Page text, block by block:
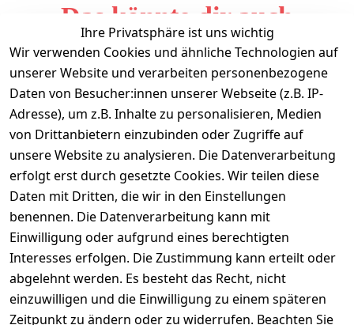
Das könnte dir auch
gefallen
Ihre Privatsphäre ist uns wichtig
Wir verwenden Cookies und ähnliche Technologien auf
unserer Website und verarbeiten personenbezogene
Daten von Besucher:innen unserer Webseite (z.B. IP-
Adresse), um z.B. Inhalte zu personalisieren, Medien
von Drittanbietern einzubinden oder Zugriffe auf
unsere Website zu analysieren. Die Datenverarbeitung
erfolgt erst durch gesetzte Cookies. Wir teilen diese
Daten mit Dritten, die wir in den Einstellungen
benennen. Die Datenverarbeitung kann mit
Einwilligung oder aufgrund eines berechtigten
Interesses erfolgen. Die Zustimmung kann erteilt oder
abgelehnt werden. Es besteht das Recht, nicht
einzuwilligen und die Einwilligung zu einem späteren
Zeitpunkt zu ändern oder zu widerrufen. Beachten Sie
Informationen
Mein Konto
Vertrag widerrufen